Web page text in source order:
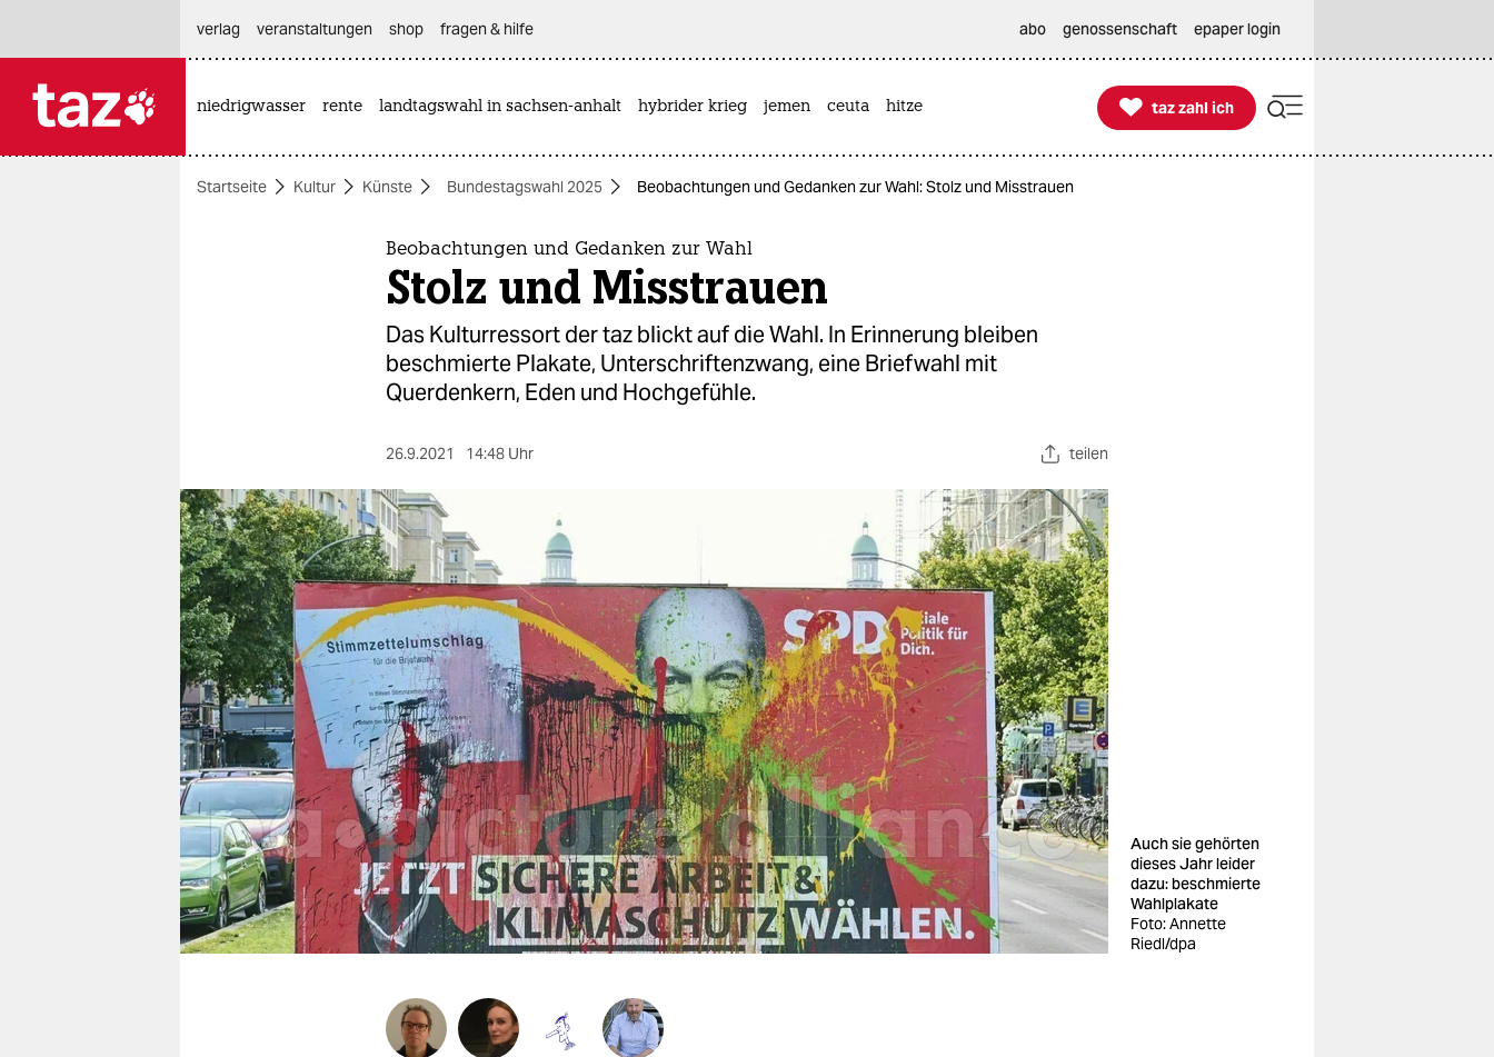
themen
berlin
nord
wahrheit
verlag
verlag
veranstaltungen
shop
fragen & hilfe
unterstützen
abo
genossenschaft
verlag
veranstaltungen shop fragen & hilfe abo genossenschaft epaper login
niedrigwasser rente landtagswahl in sachsen-anhalt hybrider krieg jemen ceuta hitze 
taz zahl ich
taz zahl ich
Startseite Kultur Künste Bundestagswahl 2025 Beobachtungen und Gedanken zur Wahl: Stolz und Misstrauen
Beobachtungen und Gedanken zur Wahl
Stolz und Misstrauen
Das Kulturressort der taz blickt auf die Wahl. In Erinnerung bleiben
beschmierte Plakate, Unterschriftenzwang, eine Briefwahl mit
Querdenkern, Eden und Hochgefühle.
26.9.2021 14:48 Uhr teilen
Auch sie gehörten
dieses Jahr leider
dazu: beschmierte
Wahlplakate
Foto: Annette
Riedl/dpa